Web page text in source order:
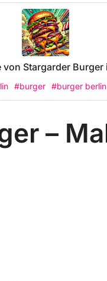
von Stargarder Burger
#burger #burger berlin
–